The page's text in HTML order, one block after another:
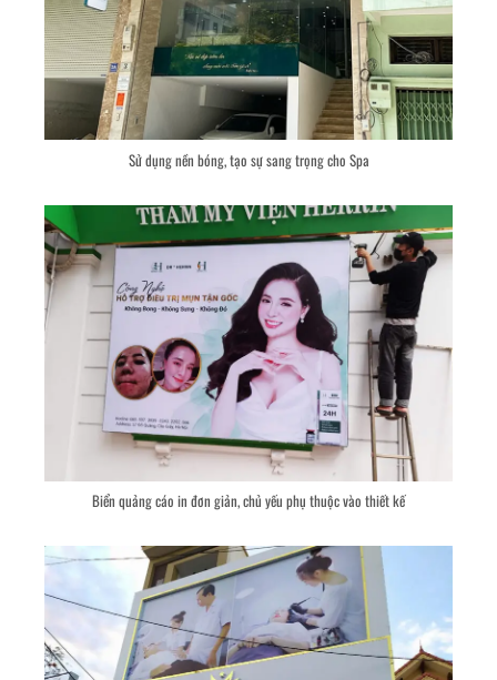
Sử dụng nền bóng, tạo sự sang trọng cho Spa
Biển quảng cáo in đơn giản, chủ yếu phụ thuộc vào thiết kế